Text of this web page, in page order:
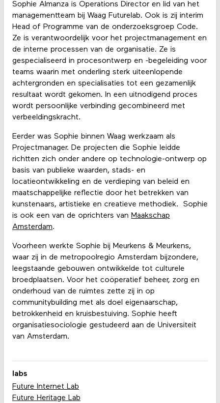
Sophie Almanza is Operations Director en lid van het
managementteam bij Waag Futurelab. Ook is zij interim
Head of Programme van de onderzoeksgroep Code.
Ze is verantwoordelijk voor het projectmanagement en
de interne processen van de organisatie. Ze is
gespecialiseerd in procesontwerp en -begeleiding voor
teams waarin met onderling sterk uiteenlopende
achtergronden en specialisaties tot een gezamenlijk
resultaat wordt gekomen. In een uitnodigend proces
wordt persoonlijke verbinding gecombineerd met
verbeeldingskracht.
Eerder was Sophie binnen Waag werkzaam als
Projectmanager. De projecten die Sophie leidde
richtten zich onder andere op technologie-ontwerp op
basis van publieke waarden, stads- en
locatieontwikkeling en de verdieping van beleid en
maatschappelijke reflectie door het betrekken van
kunstenaars, artistieke en creatieve methodiek. Sophie
is ook een van de oprichters van Maakschap
Amsterdam.
Voorheen werkte Sophie bij Meurkens & Meurkens,
waar zij in de metropoolregio Amsterdam bijzondere,
leegstaande gebouwen ontwikkelde tot culturele
broedplaatsen. Voor het coöperatief beheer, zorg en
onderhoud van de ruimtes zette zij in op
communitybuilding met als doel eigenaarschap,
betrokkenheid en kruisbestuiving. Sophie heeft
organisatiesociologie gestudeerd aan de Universiteit
van Amsterdam.
labs
Future Internet Lab
Future Heritage Lab